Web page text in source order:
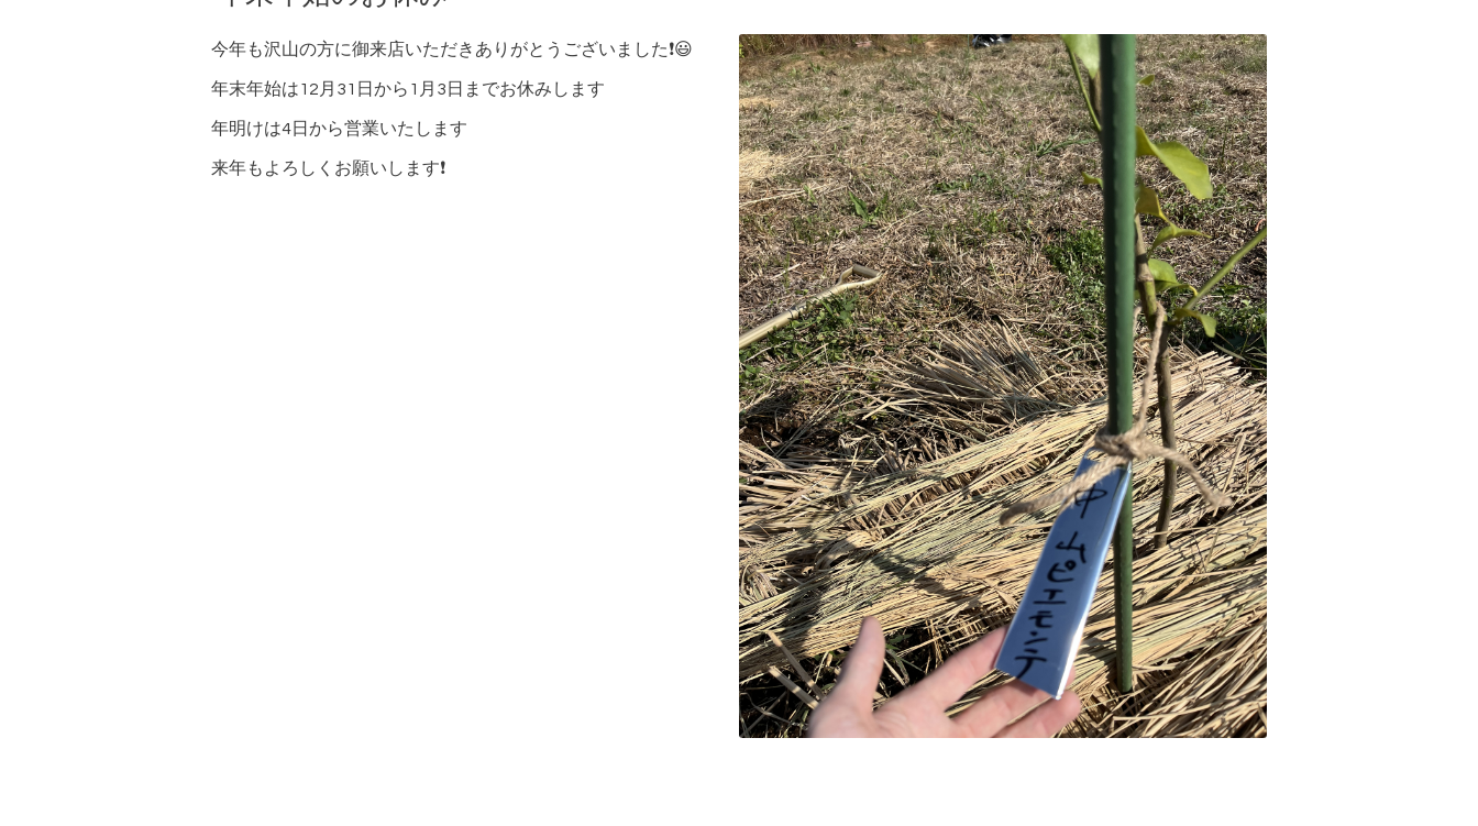
今年も沢山の方に御来店いただきありがとうございました❗️😃
年末年始は12月31日から1月3日までお休みします
年明けは4日から営業いたします
来年もよろしくお願いします❗️